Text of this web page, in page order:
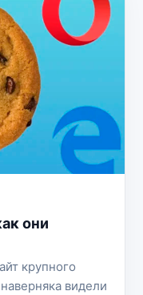
они
крупного
видели